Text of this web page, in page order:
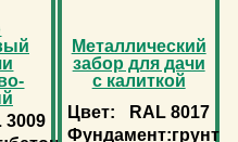
3009
Металлический
забор для дачи
с калиткой
Цвет:
RAL 8017
Фундамент:грунт